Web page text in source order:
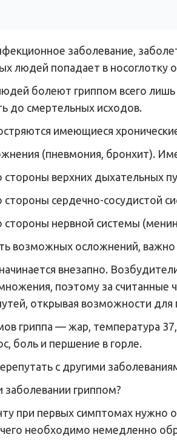
заболевание,
людей попадает в носоглотку
болеют гриппом всего
до смертельных исходов.
имеющиеся
(пневмония, бронхит).
верхних дыхательных
стороны сердечно-сосудистой
нервной системы
возможных осложнений, важно
внезапно.
поэтому за считанные
открывая возможности для
гриппа — жар, температура
боль и першение в горле.
с другими
заболевании гриппом?
при первых симптомах нужно
необходимо немедленно